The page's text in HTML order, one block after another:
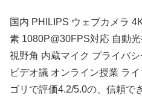
国内 PHILIPS ウェブカメラ
素 1080P@30FPS対応 自動
視野角 内蔵マイク プライバ
ビデオ議 オンライン授業 ラ
ゴリで評価4.2/5.0の、信頼で